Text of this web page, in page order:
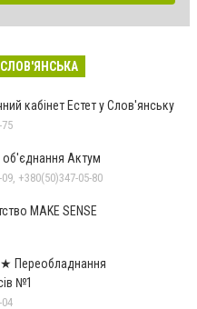
кабінет Естет у Слов'янську
Актум
+380(50)347-05-80
MAKE SENSE
Переобладнання
№1